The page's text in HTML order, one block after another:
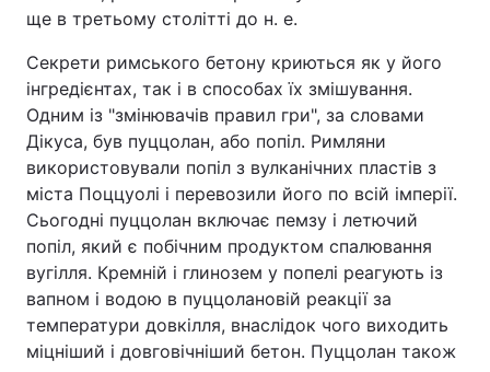
ще в третьому столітті до н. е.
Секрети римського бетону криються як у його
інгредієнтах, так і в способах їх змішування.
Одним із "змінювачів правил гри", за словами
Дікуса, був пуццолан, або попіл. Римляни
використовували попіл з вулканічних пластів з
міста Поццуолі і перевозили його по всій імперії.
Сьогодні пуццолан включає пемзу і летючий
попіл, який є побічним продуктом спалювання
вугілля. Кремній і глинозем у попелі реагують із
вапном і водою в пуццолановій реакції за
температури довкілля, внаслідок чого виходить
міцніший і довговічніший бетон. Пуццолан також